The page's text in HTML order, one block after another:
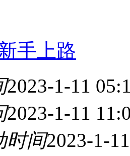
手上路
2023-1-11
2023-1-11
时间2023-1-